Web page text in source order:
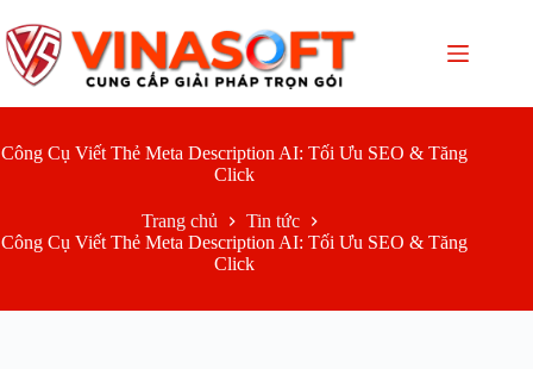
đến
phần
nội
Công Cụ Viết Thẻ Meta Description AI: Tối Ưu SEO & Tăng
Click
Trang chủ
Tin tức
Công Cụ Viết Thẻ Meta Description AI: Tối Ưu SEO & Tăng
Click